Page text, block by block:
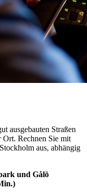
ausgebauten Straßen
Rechnen Sie mit
aus, abhängig
und Gålö